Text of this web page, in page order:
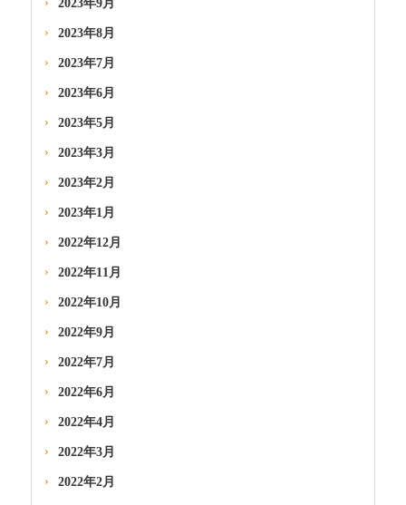
2023年9月
2023年8月
2023年7月
2023年6月
2023年5月
2023年3月
2023年2月
2023年1月
2022年12月
2022年11月
2022年10月
2022年9月
2022年7月
2022年6月
2022年4月
2022年3月
2022年2月